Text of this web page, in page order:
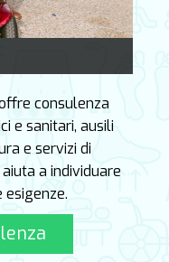
consulenza
e sanitari, ausili
e servizi di
a individuare